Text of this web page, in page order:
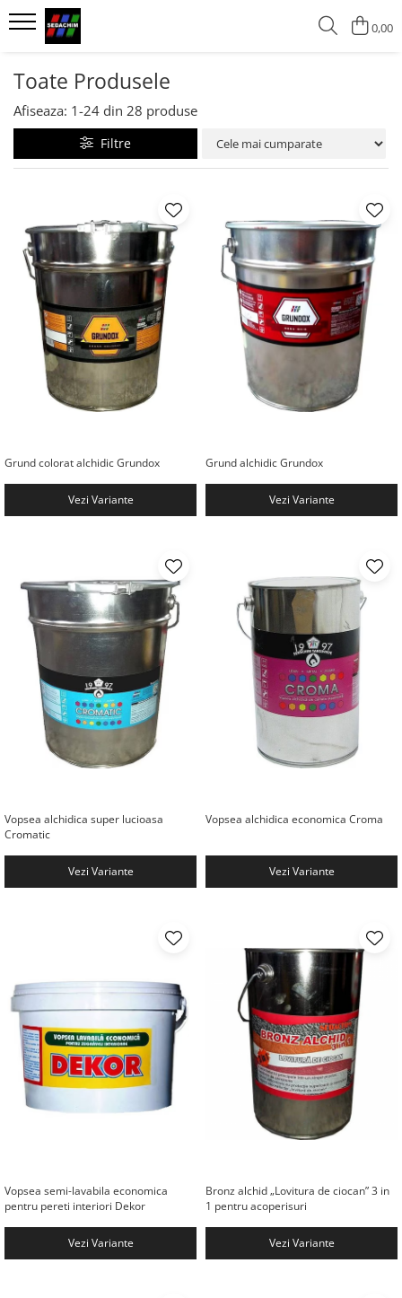
Vopsele alchidice
Vopsele bronz aluminiu pentru
acoperisuri
0,00
Toate Produsele
Afiseaza: 1-24 din 28 produse
Filtre
Grund colorat alchidic Grundox
Vezi Variante
Grund alchidic Grundox
Vezi Variante
Vopsea alchidica super lucioasa
Cromatic
Vezi Variante
Vopsea alchidica economica Croma
Vezi Variante
Vopsea semi-lavabila economica
pentru pereti interiori Dekor
Vezi Variante
Bronz alchid „Lovitura de ciocan” 3 in
1 pentru acoperisuri
Vezi Variante